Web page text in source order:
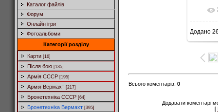
Каталог файлів
Форум
Онлайн ігри
Фотоальбоми
Категорії розділу
Карти [16]
Після бою [135]
Армія СССР [195]
Армія Вермахт [217]
Бронетехніка СССР [64]
Бронетехніка Вермахт [395]
Додано
Всього коментарів: 0
Додавати коментарі
[